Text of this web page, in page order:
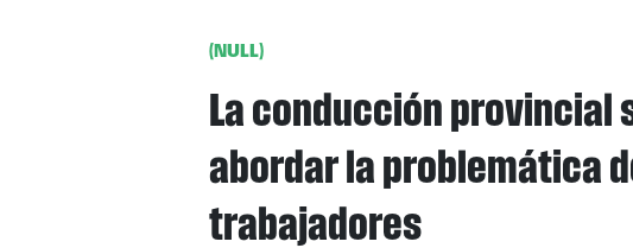
(NULL)
La conducción provincial
abordar la problemática
trabajadores